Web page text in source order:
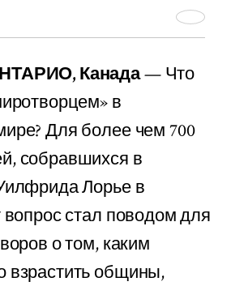
Канада— Что
в
Для более чем 700
собравшихся в
Лорье в
вопрос стал поводом для
о том, каким
взрастить общины,